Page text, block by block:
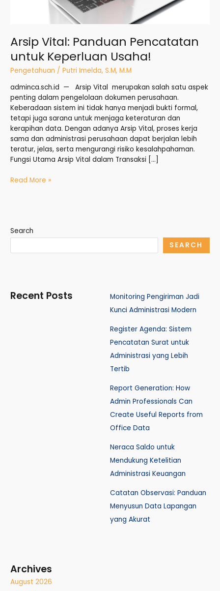
Arsip Vital: Panduan Pencatatan
untuk Keperluan Usaha!
Pengetahuan /Putri Imelda, S.M, M.M
adminca.sch.id — Arsip Vital merupakan salah satu aspek
penting dalam pengelolaan dokumen perusahaan.
Keberadaan sistem ini tidak hanya menjadi bukti formal,
tetapi juga sarana untuk menjaga keteraturan dan
kerapihan data. Dengan adanya Arsip Vital, proses kerja
sama dan administrasi perusahaan dapat berjalan lebih
teratur, jelas, serta mengurangi risiko kesalahpahaman.
Fungsi Utama Arsip Vital dalam Transaksi […]
Read More »
Search
SEARCH
Recent Posts
Monitoring Pengiriman Jadi
Kunci Administrasi Modern
Register Agenda: Sistem
Pencatatan Surat untuk
Administrasi yang Lebih
Tertib
Report Generation: How
Admin Professionals Can
Create Useful Reports from
Office Data
Neraca Saldo untuk
Mendukung Ketelitian
Administrasi Keuangan
Catatan Observasi: Panduan
Menyusun Data Lapangan
yang Akurat
Archives
August 2026